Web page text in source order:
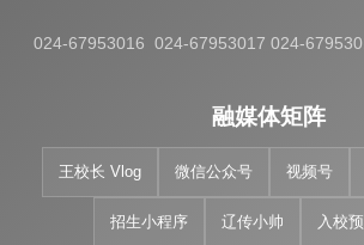
024-67953016 024-67953017 024-
融媒体矩阵
王校长 Vlog 微信公众号 视频号
招生小程序 辽传小帅 入校